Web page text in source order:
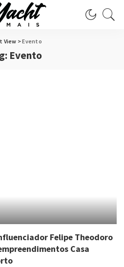
View >Evento
Evento
Felipe Theodoro
Casa